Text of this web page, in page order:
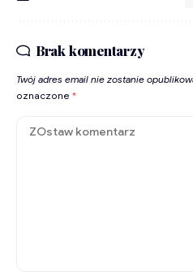
Brak komentarzy
Twój adres email nie zostanie
oznaczone *